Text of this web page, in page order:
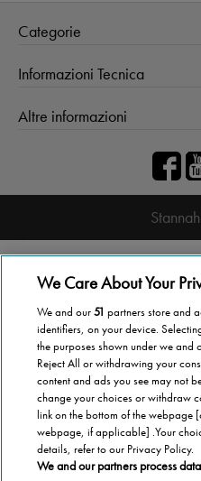
Categorie
Salute
Casa
Stannah
Stannah Racconta
Informazioni Tecnica
Cookie Policy
Altre informazioni
Stannah sito
We Care About Your
We and our51 partners store and
identifiers, on your device.
the purposes shown under we
Reject All or withdrawing your
content and ads you see may not
change your choices or withdraw
link on the bottom of the webpage
webpage, if applicable] .Your
details, refer to our Privacy Policy.
We and our partners process